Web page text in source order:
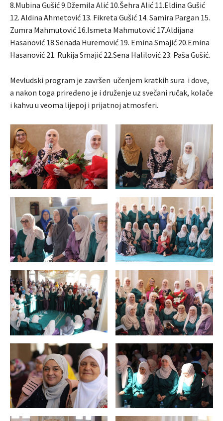
8.Mubina Gušić 9.Džemila Alić 10.Šehra Alić 11.Eldina Gušić
12. Aldina Ahmetović 13. Fikreta Gušić 14. Samira Pargan 15.
Zumra Mahmutović 16.Ismeta Mahmutović 17.Aldijana
Hasanović 18.Senada Huremović 19. Emina Smajić 20.Emina
Hasanović 21. Rukija Smajić 22.Sena Halilović 23. Paša Gušić.
Mevludski program je završen učenjem kratkih sura i dove,
a nakon toga priređeno je i druženje uz svečani ručak, kolače
i kahvu u veoma lijepoj i prijatnoj atmosferi.